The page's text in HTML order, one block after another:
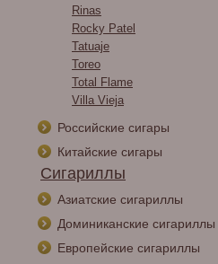
Rinas
Rocky Patel
Tatuaje
Toreo
Total Flame
Villa Vieja
Российские сигары
Китайские сигары
Сигариллы
Азиатские сигариллы
Доминиканские сигариллы
Европейские сигариллы
SV60-Carbon
Хьюмидор
сигар)